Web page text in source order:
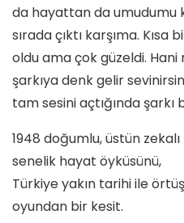
da hayattan da umudumu
sırada çıktı karşıma. Kısa
oldu ama çok güzeldi.
şarkıya denk gelir
tam sesini açtığında
1948 doğumlu, üstün zekalı
senelik hayat öyküsünü,
Türkiye yakın tarihi ile
oyundan bir kesit.